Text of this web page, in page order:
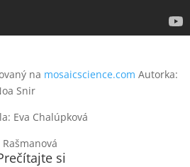
na mosaicscience.com Autorka:
Snir
Eva Chalúpková
si